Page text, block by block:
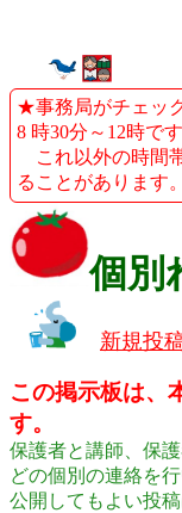
★事務局がチェッ
8 時30分～12時です
これ以外の時間
ることがあります。
個別
新規投
この掲示板は、
す。
保護者と講師、保
どの個別の連絡を行
公開してもよい投稿